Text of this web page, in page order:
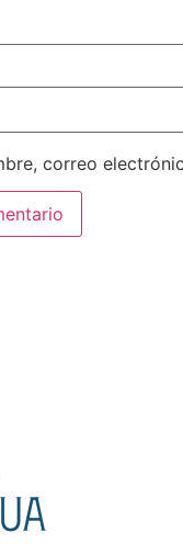
correo